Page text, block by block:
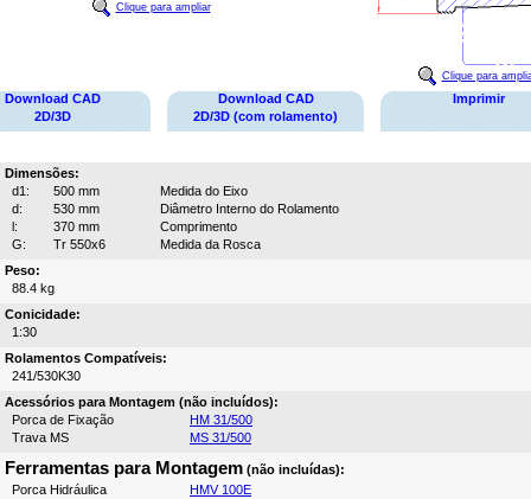
Clique para ampliar
Clique para
Download CAD
2D/3D
Download CAD
2D/3D (com rolamento)
Imprimir
Dimensões:
d1:
500 mm
Medida do Eixo
d:
530 mm
Diâmetro Interno do Rolamento
l:
370 mm
Comprimento
G:
Tr 550x6
Medida da Rosca
Peso:
88.4 kg
Conicidade:
1:30
Rolamentos Compatíveis:
241/530K30
Acessórios para Montagem (não incluídos):
Porca de Fixação
HM 31/500
Trava MS
MS 31/500
Ferramentas para Montagem (não incluídas):
Porca Hidráulica
HMV 100E